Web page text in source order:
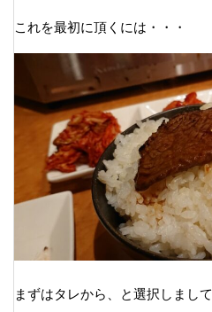
これを最初に頂くには・・・
まずはタレから、と選択しまして